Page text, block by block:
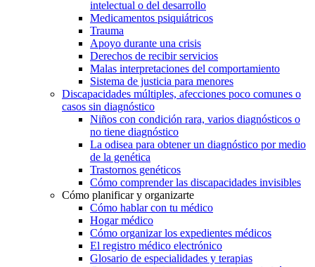
intelectual o del desarrollo
Medicamentos psiquiátricos
Trauma
Apoyo durante una crisis
Derechos de recibir servicios
Malas interpretaciones del comportamiento
Sistema de justicia para menores
Discapacidades múltiples, afecciones poco comunes o
casos sin diagnóstico
Niños con condición rara, varios diagnósticos o
no tiene diagnóstico
La odisea para obtener un diagnóstico por medio
de la genética
Trastornos genéticos
Cómo comprender las discapacidades invisibles
Cómo planificar y organizarte
Cómo hablar con tu médico
Hogar médico
Cómo organizar los expedientes médicos
El registro médico electrónico
Glosario de especialidades y terapias